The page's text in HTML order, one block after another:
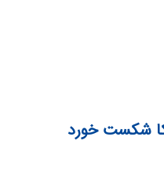
شکست خورد